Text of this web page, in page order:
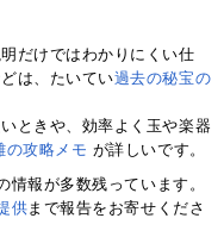
だけではわかりにくい仕
は、たいてい過去の秘宝の
ときや、効率よく玉や楽器
の攻略メモ が詳しいです。
報が多数残っています。
供 まで報告をお寄せくださ